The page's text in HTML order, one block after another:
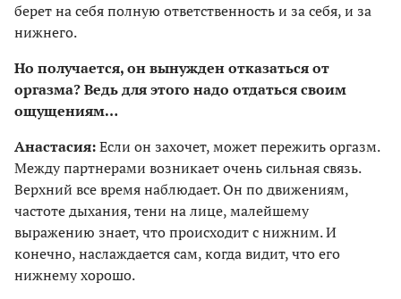
берет на себя полную ответственность и за себя, и за
нижнего.
Но получается, он вынужден отказаться от
оргазма? Ведь для этого надо отдаться своим
ощущениям…
Анастасия:Если он захочет, может пережить оргазм.
Между партнерами возникает очень сильная связь.
Верхний все время наблюдает. Он по движениям,
частоте дыхания, тени на лице, малейшему
выражению знает, что происходит с нижним. И
конечно, наслаждается сам, когда видит, что его
нижнему хорошо.